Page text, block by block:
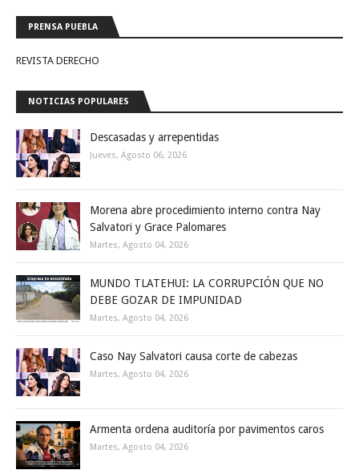
PRENSA PUEBLA
REVISTA DERECHO
NOTICIAS POPULARES
Descasadas y arrepentidas
Jueves, Agosto 06, 2026
Morena abre procedimiento interno contra Nay
Salvatori y Grace Palomares
Martes, Agosto 04, 2026
MUNDO TLATEHUI: LA CORRUPCIÓN QUE NO
DEBE GOZAR DE IMPUNIDAD
Martes, Agosto 04, 2026
Caso Nay Salvatori causa corte de cabezas
Martes, Agosto 04, 2026
Armenta ordena auditoría por pavimentos caros
Martes, Agosto 04, 2026